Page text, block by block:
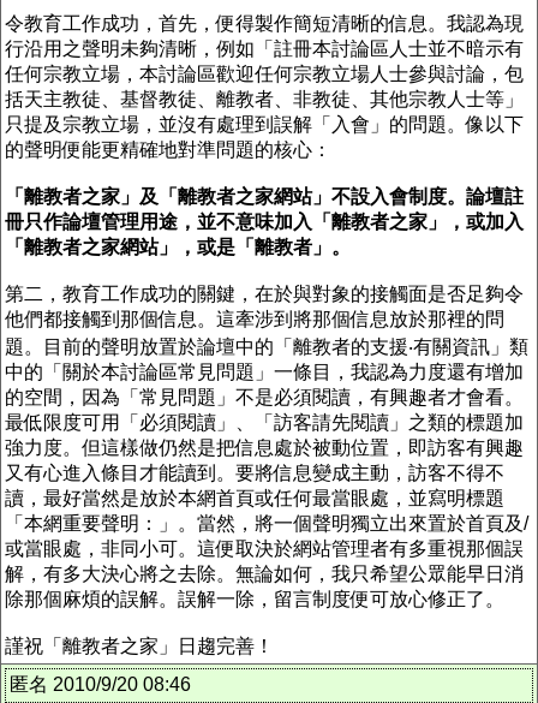
令教育工作成功，首先，便得製作簡短清晰的信息。我認為現
行沿用之聲明未夠清晰，例如「註冊本討論區人士並不暗示有
任何宗教立場，本討論區歡迎任何宗教立場人士參與討論，包
括天主教徒、基督教徒、離教者、非教徒、其他宗教人士等」
只提及宗教立場，並沒有處理到誤解「入會」的問題。像以下
的聲明便能更精確地對準問題的核心：
「離教者之家」及「離教者之家網站」不設入會制度。論壇註
冊只作論壇管理用途，並不意味加入「離教者之家」，或加入
「離教者之家網站」，或是「離教者」。
第二，教育工作成功的關鍵，在於與對象的接觸面是否足夠令
他們都接觸到那個信息。這牽涉到將那個信息放於那裡的問
題。目前的聲明放置於論壇中的「離教者的支援‧有關資訊」類
中的「關於本討論區常見問題」一條目，我認為力度還有增加
的空間，因為「常見問題」不是必須閱讀，有興趣者才會看。
最低限度可用「必須閱讀」、「訪客請先閱讀」之類的標題加
強力度。但這樣做仍然是把信息處於被動位置，即訪客有興趣
又有心進入條目才能讀到。要將信息變成主動，訪客不得不
讀，最好當然是放於本網首頁或任何最當眼處，並寫明標題
「本網重要聲明：」。當然，將一個聲明獨立出來置於首頁及/
或當眼處，非同小可。這便取決於網站管理者有多重視那個誤
解，有多大決心將之去除。無論如何，我只希望公眾能早日消
除那個麻煩的誤解。誤解一除，留言制度便可放心修正了。
謹祝「離教者之家」日趨完善！
匿名 2010/9/20 08:46